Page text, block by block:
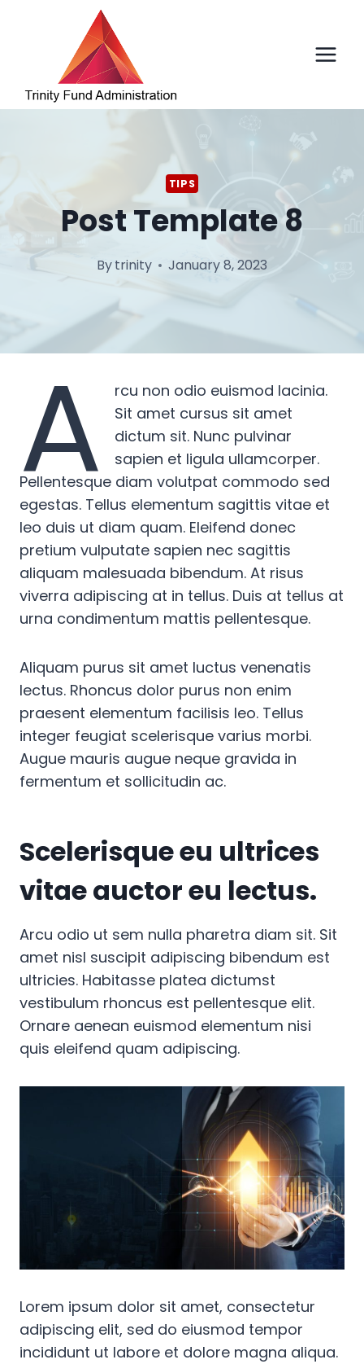
TIPS
Post Template 8
Bytrinity January 8, 2023
A
rcu non odio euismod lacinia.
Sit amet cursus sit amet
dictum sit. Nunc pulvinar
sapien et ligula ullamcorper.
Pellentesque diam volutpat commodo sed
egestas. Tellus elementum sagittis vitae et
leo duis ut diam quam. Eleifend donec
pretium vulputate sapien nec sagittis
aliquam malesuada bibendum. At risus
viverra adipiscing at in tellus. Duis at tellus at
urna condimentum mattis pellentesque.
Aliquam purus sit amet luctus venenatis
lectus. Rhoncus dolor purus non enim
praesent elementum facilisis leo. Tellus
integer feugiat scelerisque varius morbi.
Augue mauris augue neque gravida in
fermentum et sollicitudin ac.
Scelerisque eu ultrices
vitae auctor eu lectus.
Arcu odio ut sem nulla pharetra diam sit. Sit
amet nisl suscipit adipiscing bibendum est
ultricies. Habitasse platea dictumst
vestibulum rhoncus est pellentesque elit.
Ornare aenean euismod elementum nisi
quis eleifend quam adipiscing.
Lorem ipsum dolor sit amet, consectetur
adipiscing elit, sed do eiusmod tempor
incididunt ut labore et dolore magna aliqua.